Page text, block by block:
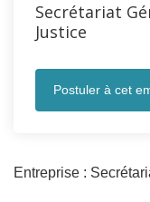
Secrétariat
Justice
Postuler à cet
Entreprise :